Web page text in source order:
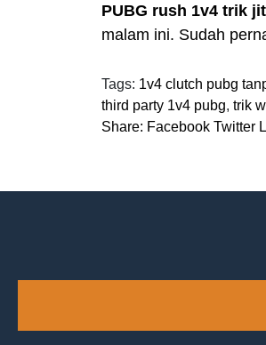
PUBG rush 1v4 trik
malam ini. Sudah
Tags: 1v4 clutch pubg
third party 1v4 pubg, trik
Share: Facebook Twitter